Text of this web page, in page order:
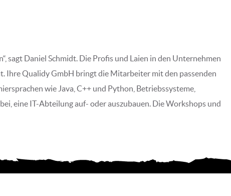
sagt Daniel Schmidt. Die Profis und Laien in den Unternehmen
Ihre Qualidy GmbH bringt die Mitarbeiter mit den passenden
wie Java, C++ und Python, Betriebssysteme,
eine IT-Abteilung auf- oder auszubauen. Die Workshops und